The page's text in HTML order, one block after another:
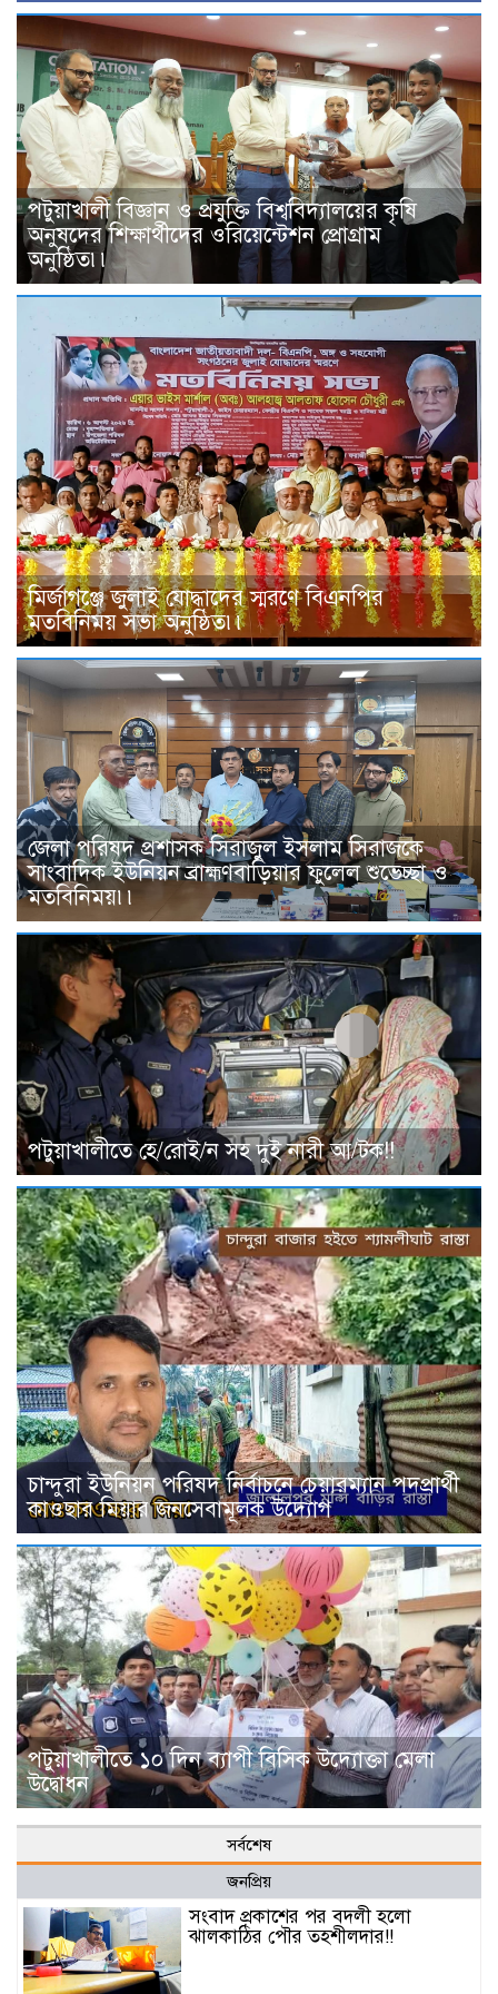
পটুয়াখালী বিজ্ঞান ও প্রযুক্তি বিশ্ববিদ্যালয়ের কৃষি
অনুষদের শিক্ষার্থীদের ওরিয়েন্টেশন প্রোগ্রাম
অনুষ্ঠিত৷৷
মির্জাগঞ্জে জুলাই যোদ্ধাদের স্মরণে বিএনপির
মতবিনিময় সভা অনুষ্ঠিত৷৷
জেলা পরিষদ প্রশাসক সিরাজুল ইসলাম সিরাজকে
সাংবাদিক ইউনিয়ন ব্রাহ্মণবাড়িয়ার ফুলেল শুভেচ্ছা ও
মতবিনিময়৷৷
পটুয়াখালীতে হে/রোই/ন সহ দুই নারী আ/টক!!
চান্দুরা ইউনিয়ন পরিষদ নির্বাচনে চেয়ারম্যান পদপ্রার্থী
কাওছার মিয়ার জনসেবামূলক উদ্যোগ
পটুয়াখালীতে ১০ দিন ব্যাপী বিসিক উদ্যোক্তা মেলা
উদ্বোধন
সর্বশেষ
জনপ্রিয়
সংবাদ প্রকাশের পর বদলী হলো
ঝালকাঠির পৌর তহশীলদার!!